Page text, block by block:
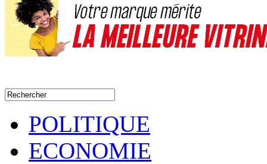
POLITIQUE
ECONOMIE